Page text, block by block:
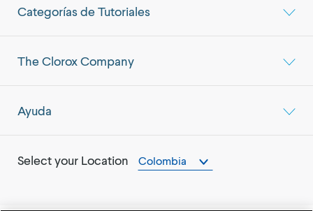
Categorías de Tutoriales
The Clorox Company
Ayuda
Select your Location Colombia